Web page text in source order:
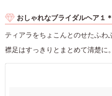
おしゃれなブライダルヘア１＊
ティアラをちょこんとのせたふわ
襟足はすっきりとまとめて清楚に。